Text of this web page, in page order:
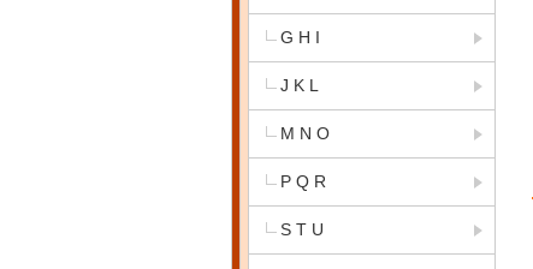
G H I
J K L
M N O
P Q R
S T U